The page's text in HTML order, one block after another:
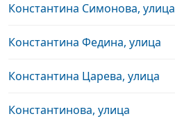
Константина Симонова, улица
Константина Федина, улица
Константина Царева, улица
Константинова, улица